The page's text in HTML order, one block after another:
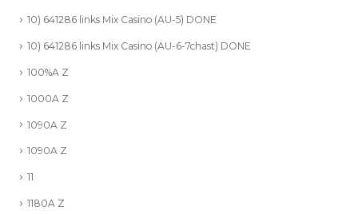
10) 641286 links Mix Casino (AU-5) DONE
10) 641286 links Mix Casino (AU-6-7chast) DONE
100%A Z
1000A Z
1090A Z
1090A Z
11
1180A Z